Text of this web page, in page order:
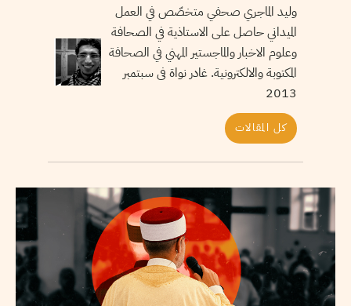
وليد الماجري صحفي متخصّص في العمل
الميداني حاصل على الاستاذية في الصحافة
وعلوم الاخبار والماجستير المهني في الصحافة
المكتوبة والالكترونية. غادر نواة فى سبتمبر
2013
كل المقالات